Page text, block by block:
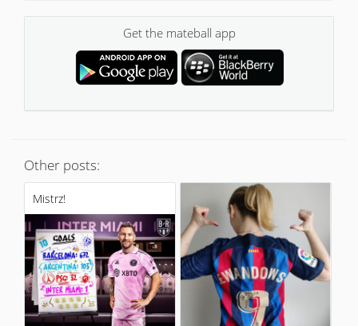
Get the mateball app
Other posts:
Mistrz!